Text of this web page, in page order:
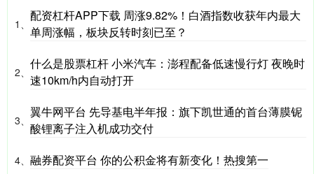
1、
配资杠杆APP下载 周涨9.82%！白酒指数收获年内最大
单周涨幅，板块反转时刻已至？
2、
什么是股票杠杆 小米汽车：澎程配备低速慢行灯 夜晚时
速10km/h内自动打开
3、
翼牛网平台 先导基电半年报：旗下凯世通的首台薄膜铌
酸锂离子注入机成功交付
4、 融券配资平台 你的公积金将有新变化！热搜第一